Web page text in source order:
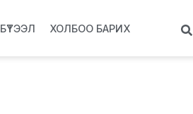
БҮТЭЭЛ ХОЛБОО БАРИХ